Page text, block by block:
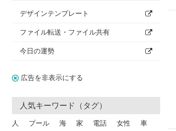
デザインテンプレート
ファイル転送・ファイル共有
今日の運勢
広告を非表示にする
人気キーワード（タグ）
人 プール 海 家 電話 女性 車